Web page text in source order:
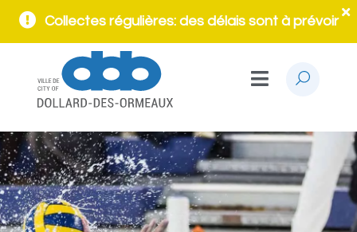
Collectes régulières: des délais sont à prévoir